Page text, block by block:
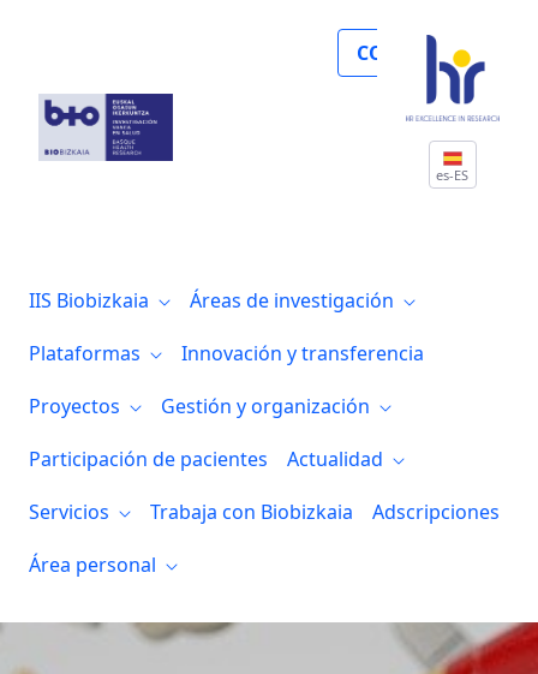
COLABORA
es-ES
IIS Biobizkaia
Áreas de investigación
Plataformas
Innovación y transferencia
Proyectos
Gestión y organización
Participación de pacientes
Actualidad
Servicios
Trabaja con Biobizkaia
Adscripciones
Área personal